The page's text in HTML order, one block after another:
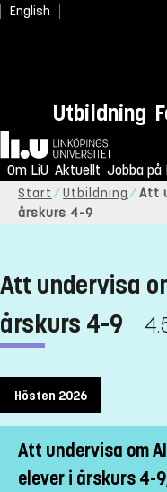
English
Utbildning
Hem
Om LiU Aktuellt Jobba på
Start Utbildning
Att
årskurs 4-9
Att undervisa
årskurs 4-9
Hösten 2026
Att undervisa om
elever i årskurs 4-